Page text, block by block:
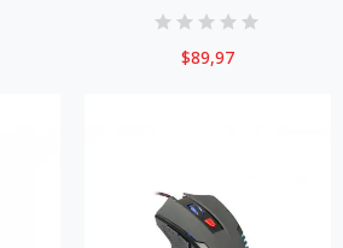
$89,97